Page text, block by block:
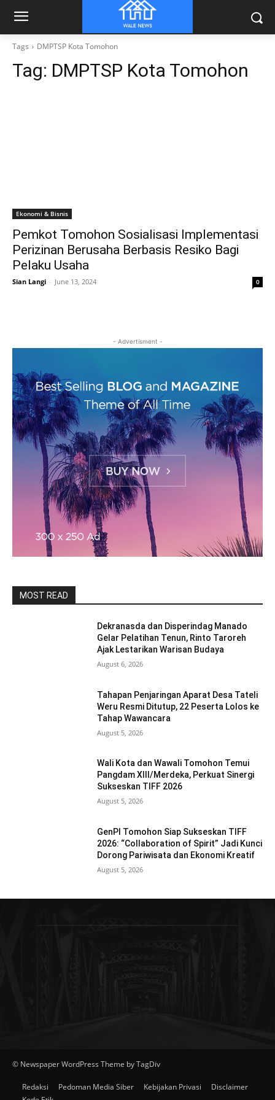
Tags DMPTSP Kota Tomohon
Tag: DMPTSP Kota Tomohon
Ekonomi & Bisnis
Pemkot Tomohon Sosialisasi Implementasi
Perizinan Berusaha Berbasis Resiko Bagi
Pelaku Usaha
Sian Langi - June 13, 2024 0
- Advertisment -
MOST READ
Dekranasda dan Disperindag Manado
Gelar Pelatihan Tenun, Rinto Taroreh
Ajak Lestarikan Warisan Budaya
August 6, 2026
Tahapan Penjaringan Aparat Desa Tateli
Weru Resmi Ditutup, 22 Peserta Lolos ke
Tahap Wawancara
August 5, 2026
Wali Kota dan Wawali Tomohon Temui
Pangdam XIII/Merdeka, Perkuat Sinergi
Sukseskan TIFF 2026
August 5, 2026
GenPI Tomohon Siap Sukseskan TIFF
2026: “Collaboration of Spirit” Jadi Kunci
Dorong Pariwisata dan Ekonomi Kreatif
August 5, 2026
© Newspaper WordPress Theme by TagDiv
Redaksi Pedoman Media Siber Kebijakan Privasi
Disclaimer